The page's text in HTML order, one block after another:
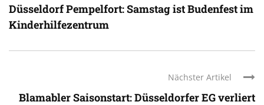
Düsseldorf Pempelfort: Samstag ist Budenfest im
Kinderhilfezentrum
Nächster Artikel
Blamabler Saisonstart: Düsseldorfer EG verliert